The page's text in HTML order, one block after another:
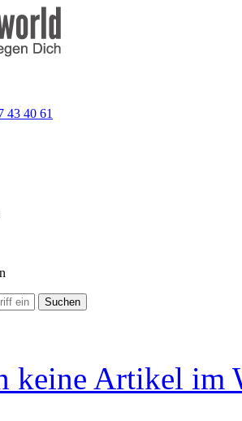
43 40 61
Suchen
keine Artikel im